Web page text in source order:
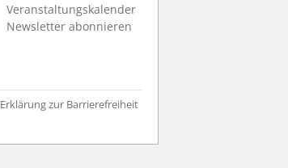
Veranstaltungskalender
Newsletter abonnieren
Erklärung zur Barrierefreiheit